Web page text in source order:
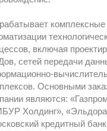
включая
сетей передачи
Основными
являются:
Холдинг»,
кредитный
на обработку персональных
мною в настоящей
сПолитикой
иПолитикой обработки